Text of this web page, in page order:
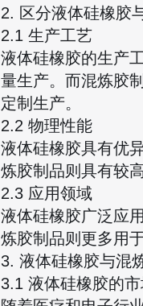
2. 区分液体硅橡胶
2.1 生产工艺
液体硅橡胶的生产
量生产。而混炼胶
定制生产。
2.2 物理性能
液体硅橡胶具有优
炼胶制品则具有较
2.3 应用领域
液体硅橡胶广泛应
炼胶制品则更多用
3. 液体硅橡胶与混
3.1 液体硅橡胶的